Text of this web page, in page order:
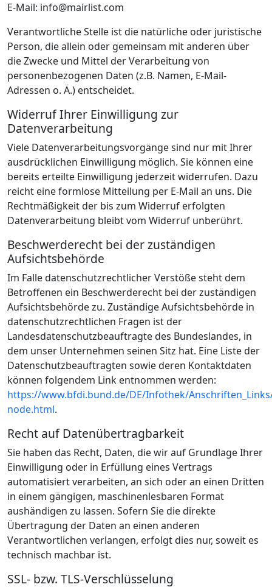
E-Mail: info@mairlist.com
Verantwortliche Stelle ist die natürliche oder juristische
Person, die allein oder gemeinsam mit anderen über
die Zwecke und Mittel der Verarbeitung von
personenbezogenen Daten (z.B. Namen, E-Mail-
Adressen o. Ä.) entscheidet.
Widerruf Ihrer Einwilligung zur
Datenverarbeitung
Viele Datenverarbeitungsvorgänge sind nur mit Ihrer
ausdrücklichen Einwilligung möglich. Sie können eine
bereits erteilte Einwilligung jederzeit widerrufen. Dazu
reicht eine formlose Mitteilung per E-Mail an uns. Die
Rechtmäßigkeit der bis zum Widerruf erfolgten
Datenverarbeitung bleibt vom Widerruf unberührt.
Beschwerderecht bei der zuständigen
Aufsichtsbehörde
Im Falle datenschutzrechtlicher Verstöße steht dem
Betroffenen ein Beschwerderecht bei der zuständigen
Aufsichtsbehörde zu. Zuständige Aufsichtsbehörde in
datenschutzrechtlichen Fragen ist der
Landesdatenschutzbeauftragte des Bundeslandes, in
dem unser Unternehmen seinen Sitz hat. Eine Liste der
Datenschutzbeauftragten sowie deren Kontaktdaten
können folgendem Link entnommen werden:
https://www.bfdi.bund.de/DE/Infothek/
node.html.
Recht auf Datenübertragbarkeit
Sie haben das Recht, Daten, die wir auf Grundlage Ihrer
Einwilligung oder in Erfüllung eines Vertrags
automatisiert verarbeiten, an sich oder an einen Dritten
in einem gängigen, maschinenlesbaren Format
aushändigen zu lassen. Sofern Sie die direkte
Übertragung der Daten an einen anderen
Verantwortlichen verlangen, erfolgt dies nur, soweit es
technisch machbar ist.
SSL- bzw. TLS-Verschlüsselung